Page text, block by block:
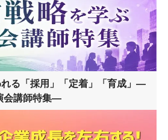
る「採用」「定着」「育成」―
会講師特集―